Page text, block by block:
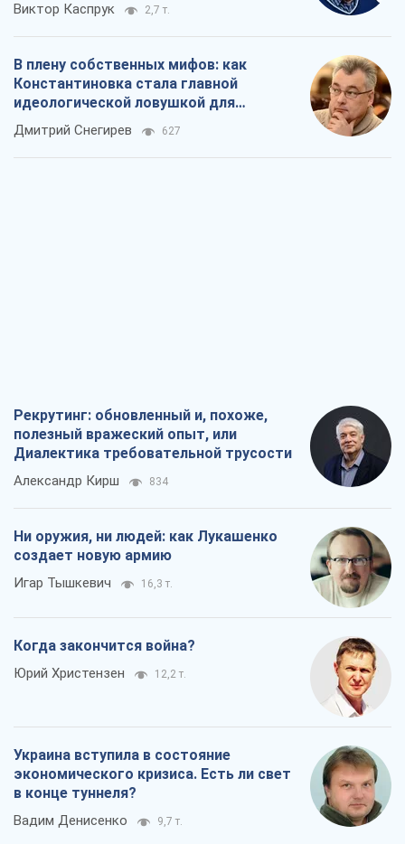
Виктор Каспрук 2,7 т.
В плену собственных мифов: как
Константиновка стала главной
идеологической ловушкой для
российских оккупантов
Дмитрий Снегирев 627
Рекрутинг: обновленный и, похоже,
полезный вражеский опыт, или
Диалектика требовательной трусости
Александр Кирш 834
Ни оружия, ни людей: как Лукашенко
создает новую армию
Игар Тышкевич 16,3 т.
Когда закончится война?
Юрий Христензен 12,2 т.
Украина вступила в состояние
экономического кризиса. Есть ли свет
в конце туннеля?
Вадим Денисенко 9,7 т.